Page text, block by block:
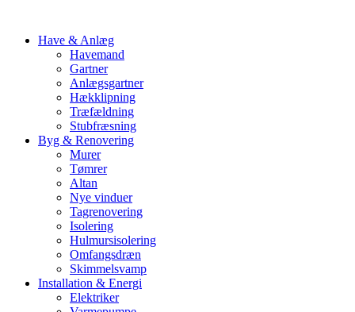
Have & Anlæg
Havemand
Gartner
Anlægsgartner
Hækklipning
Træfældning
Stubfræsning
Byg & Renovering
Murer
Tømrer
Altan
Nye vinduer
Tagrenovering
Isolering
Hulmursisolering
Omfangsdræn
Skimmelsvamp
Installation & Energi
Elektriker